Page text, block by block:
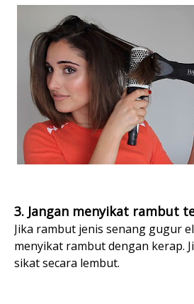
3. Jangan menyikat rambut
Jika rambut jenis senang gugur
menyikat rambut dengan kerap.
sikat secara lembut.